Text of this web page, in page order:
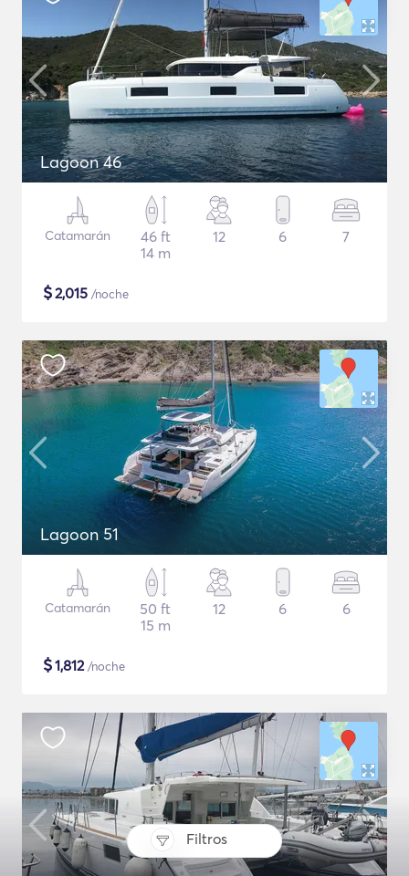
Filtros
Lagoon 46
Catamarán
46 ft
14 m
12 6 7
$2,015 /noche
Lagoon 51
Catamarán
50 ft
15 m
12 6 6
$1,812/noche